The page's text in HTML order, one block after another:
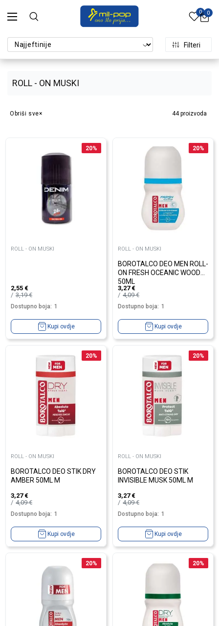
0 0
ROLL - ON MUSKI
Filteri
44proizvoda
Obriši sve
20%
ROLL - ON MUSKI
2,55 €
3,19€
Dostupno boja: 1
Kupi ovdje
20%
ROLL - ON MUSKI
BOROTALCO DEO MEN ROLL-
ON FRESH OCEANIC WOODS
50ML
3,27 €
4,09€
Dostupno boja: 1
Kupi ovdje
20%
ROLL - ON MUSKI
BOROTALCO DEO STIK DRY
AMBER 50ML M
3,27 €
4,09€
Dostupno boja: 1
Kupi ovdje
20%
ROLL - ON MUSKI
BOROTALCO DEO STIK
INVISIBLE MUSK 50ML M
3,27 €
4,09€
Dostupno boja: 1
Kupi ovdje
20% 20%